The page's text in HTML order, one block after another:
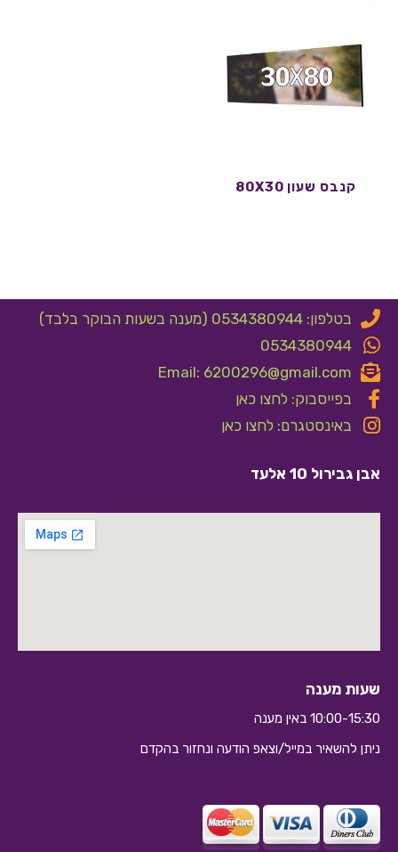
קנבס שעון 80X30
בטלפון: 0534380944 (מענה בשעות הבוקר בלבד)
0534380944
Email: 6200296@gmail.com
בפייסבוק: לחצו כאן
באינסטגרם: לחצו כאן
אבן גבירול 10 אלעד
שעות מענה
10:00-15:30 באין מענה
ניתן להשאיר במייל/וצאפ הודעה ונחזור בהקדם